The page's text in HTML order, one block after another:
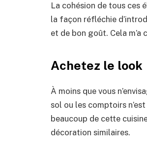
La cohésion de tous ces
la façon réfléchie
et de bon goût. Cela m’a
Achetez le look
À moins que vous
sol ou les comptoirs
beaucoup de cette
décoration similaires.